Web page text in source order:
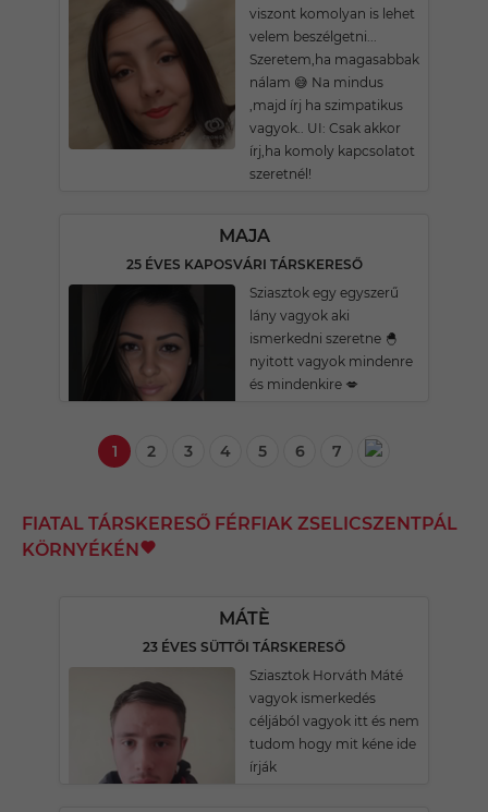
viszont komolyan is lehet
velem beszélgetni...
Szeretem,ha magasabbak
nálam 😅 Na mindus
,majd írj ha szimpatikus
vagyok.. UI: Csak akkor
írj,ha komoly kapcsolatot
szeretnél!
MAJA
25 ÉVES KAPOSVÁRI TÁRSKERESŐ
Sziasztok egy egyszerű
lány vagyok aki
ismerkedni szeretne 🐣
nyitott vagyok mindenre
és mindenkire 💋
1 2 3 4 5 6 7
FIATAL TÁRSKERESŐ FÉRFIAK ZSELICSZENTPÁL
KÖRNYÉKÉN
MÁTÈ
23 ÉVES SÜTTŐI TÁRSKERESŐ
Sziasztok Horváth Máté
vagyok ismerkedés
céljából vagyok itt és nem
tudom hogy mit kéne ide
írják